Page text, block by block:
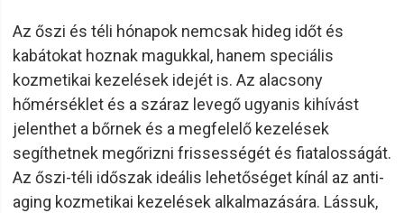
Az őszi és téli hónapok nemcsak hideg időt és
kabátokat hoznak magukkal, hanem speciális
kozmetikai kezelések idejét is. Az alacsony
hőmérséklet és a száraz levegő ugyanis kihívást
jelenthet a bőrnek és a megfelelő kezelések
segíthetnek megőrizni frissességét és fiatalosságát.
Az őszi-téli időszak ideális lehetőséget kínál az anti-
aging kozmetikai kezelések alkalmazására. Lássuk,